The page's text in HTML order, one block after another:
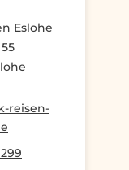
Eslohe
reisen-